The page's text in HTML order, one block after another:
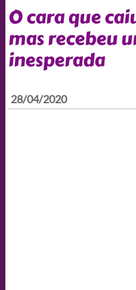
O cara que
mas recebeu
inesperada
28/04/2020